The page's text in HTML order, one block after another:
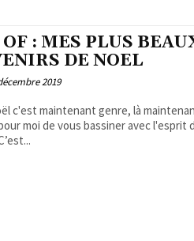
: MES PLUS
DE NOEL
2019
moi de vous bassiner avec l'esprit
not! C’est...